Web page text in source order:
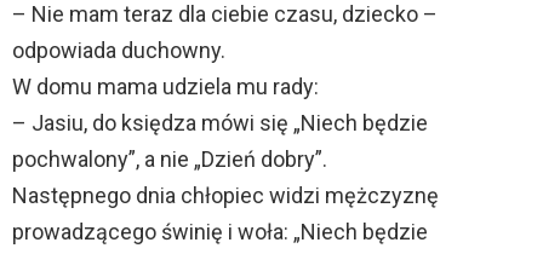
– Nie mam teraz dla ciebie czasu, dziecko –
odpowiada duchowny.
W domu mama udziela mu rady:
– Jasiu, do księdza mówi się „Niech będzie
pochwalony”, a nie „Dzień dobry”.
Następnego dnia chłopiec widzi mężczyznę
prowadzącego świnię i woła: „Niech będzie